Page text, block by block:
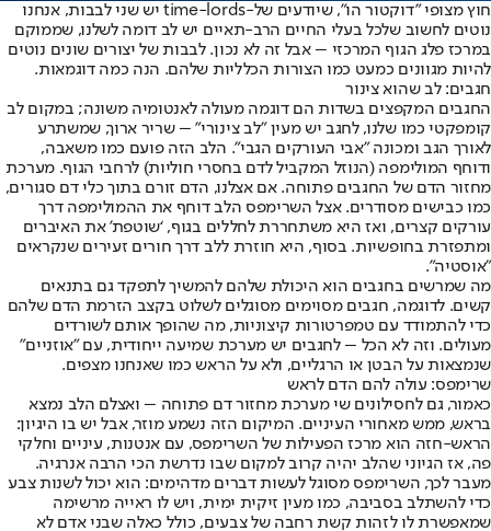
חוץ מצופי "דוקטור הו", שיודעים של-time-lords יש שני לבבות, אנחנו
נוטים לחשוב שלכל בעלי החיים הרב-תאיים יש לב דומה לשלנו, שממוקם
במרכז פלג הגוף המרכזי – אבל זה לא נכון. לבבות של יצורים שונים נוטים
להיות מגוונים כמעט כמו הצורות הכלליות שלהם. הנה כמה דוגמאות.
חגבים: לב שהוא צינור
החגבים המקפצים בשדות הם דוגמה מעולה לאנטומיה משונה; במקום לב
קומפקטי כמו שלנו, לחגב יש מעין "לב צינורי" – שריר ארוך, שמשתרע
לאורך הגב ומכונה "אבי העורקים הגבי". הלב הזה פועם כמו משאבה,
ודוחף המולימפה (הנוזל המקביל לדם בחסרי חוליות) לרחבי הגוף. מערכת
מחזור הדם של החגבים פתוחה. אם אצלנו, הדם זורם בתוך כלי דם סגורים,
כמו כבישים מסודרים. אצל השרימפס הלב דוחף את ההמולימפה דרך
עורקים קצרים, ואז היא משתחררת לחללים בגוף, ‘שוטפת’ את האיברים
ומתפזרת בחופשיות. בסוף, היא חוזרת ללב דרך חורים זעירים שנקראים
"אוסטיה".
מה שמרשים בחגבים הוא היכולת שלהם להמשיך לתפקד גם בתנאים
קשים. לדוגמה, חגבים מסוימים מסוגלים לשלוט בקצב הזרמת הדם שלהם
כדי להתמודד עם טמפרטורות קיצוניות, מה שהופך אותם לשורדים
מעולים. וזה לא הכל – לחגבים יש מערכת שמיעה ייחודית, עם "אוזניים"
שנמצאות על הבטן או הרגליים, ולא על הראש כמו שאנחנו מצפים.
שרימפס: עולה להם הדם לראש
כאמור, גם לחסילונים שי מערכת מחזור דם פתוחה – ואצלם הלב נמצא
בראש, ממש מאחורי העיניים. המיקום הזה נשמע מוזר, אבל יש בו היגיון:
הראש-חזה הוא מרכז הפעילות של השרימפס, עם אנטנות, עיניים וחלקי
פה, אז הגיוני שהלב יהיה קרוב למקום שבו נדרשת הכי הרבה אנרגיה.
מעבר לכך, השרימפס מסוגל לעשות דברים מדהימים: הוא יכול לשנות צבע
כדי להשתלב בסביבה, כמו מעין זיקית ימית, ויש לו ראייה מרשימה
שמאפשרת לו לזהות קשת רחבה של צבעים, כולל כאלה שבני אדם לא